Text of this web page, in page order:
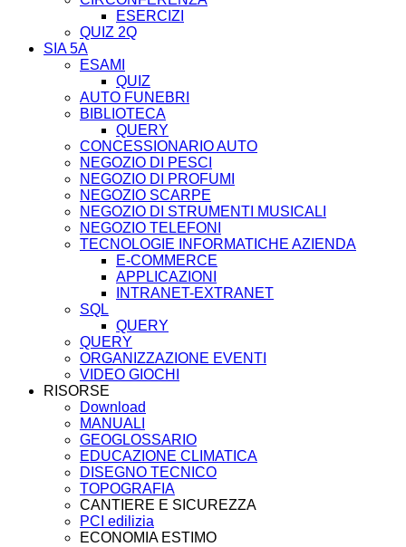
ESERCIZI
QUIZ 2Q
SIA 5A
ESAMI
QUIZ
AUTO FUNEBRI
BIBLIOTECA
QUERY
CONCESSIONARIO AUTO
NEGOZIO DI PESCI
NEGOZIO DI PROFUMI
NEGOZIO SCARPE
NEGOZIO DI STRUMENTI MUSICALI
NEGOZIO TELEFONI
TECNOLOGIE INFORMATICHE AZIENDA
E-COMMERCE
APPLICAZIONI
INTRANET-EXTRANET
SQL
QUERY
QUERY
ORGANIZZAZIONE EVENTI
VIDEO GIOCHI
RISORSE
Download
MANUALI
GEOGLOSSARIO
EDUCAZIONE CLIMATICA
DISEGNO TECNICO
TOPOGRAFIA
CANTIERE E SICUREZZA
PCI edilizia
ECONOMIA ESTIMO